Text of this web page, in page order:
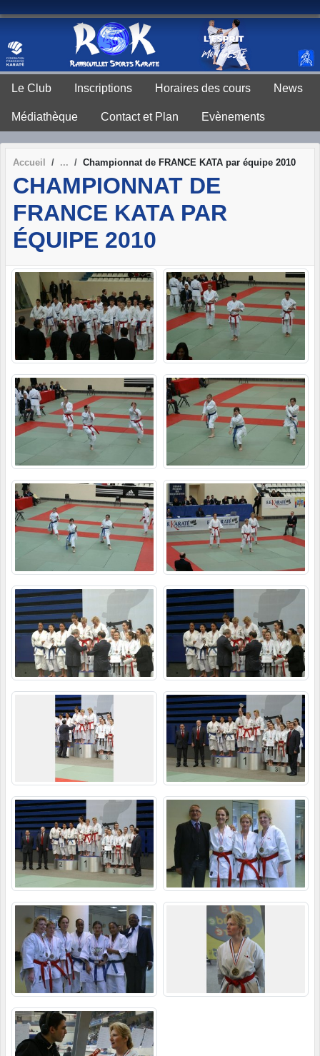
Le Club Inscriptions Horaires des cours News
Médiathèque Contact et Plan Evènements
Accueil Championnat de FRANCE KATA par équipe 2010
CHAMPIONNAT DE
FRANCE KATA PAR
ÉQUIPE 2010